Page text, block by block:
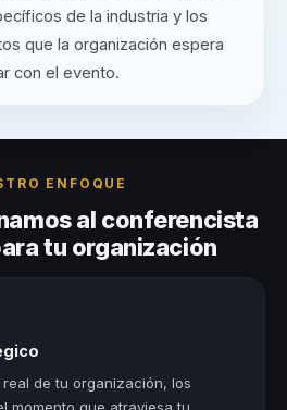
de la industria y los
que la organización espera
con el evento.
ENFOQUE
al conferencista
tu organización
de tu organización, los
momento que atraviesa tu